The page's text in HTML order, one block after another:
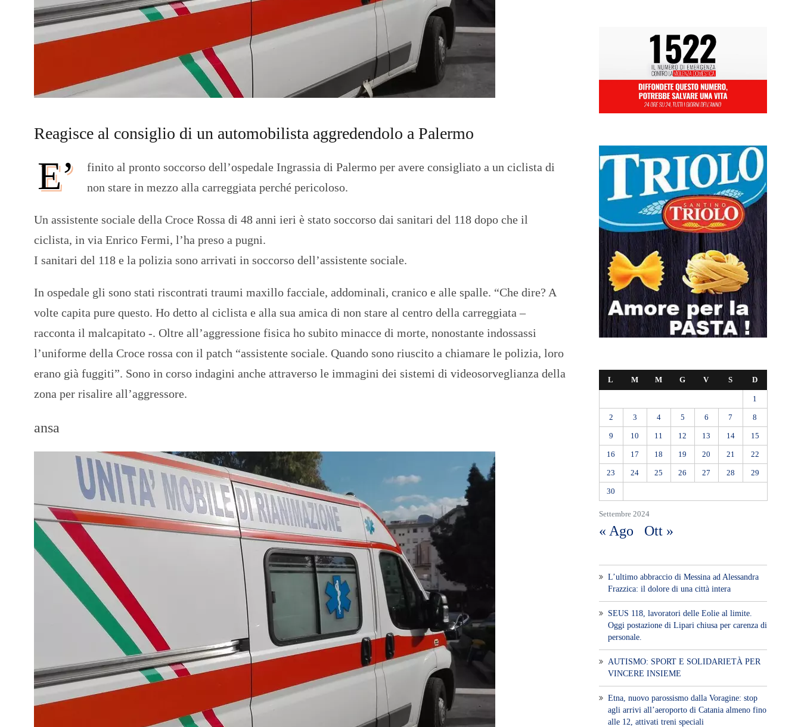
T
p
R
E
Reagisce al consiglio di un automobilista aggredendolo a Palermo
E’
finito al pronto soccorso dell’ospedale Ingrassia di Palermo per avere consigliato a un ciclista di
non stare in mezzo alla carreggiata perché pericoloso.
Un assistente sociale della Croce Rossa di 48 anni ieri è stato soccorso dai sanitari del 118 dopo che il
ciclista, in via Enrico Fermi, l’ha preso a pugni.
I sanitari del 118 e la polizia sono arrivati in soccorso dell’assistente sociale.
In ospedale gli sono stati riscontrati traumi maxillo facciale, addominali, cranico e alle spalle. “Che dire? A
volte capita pure questo. Ho detto al ciclista e alla sua amica di non stare al centro della carreggiata –
racconta il malcapitato -. Oltre all’aggressione fisica ho subito minacce di morte, nonostante indossassi
l’uniforme della Croce rossa con il patch “assistente sociale. Quando sono riuscito a chiamare le polizia, loro
erano già fuggiti”. Sono in corso indagini anche attraverso le immagini dei sistemi di videosorveglianza della
zona per risalire all’aggressore.
ansa
Settembre 2024
L M M G V S D
1
2 3 4 5 6 7 8
9 10 11 12 13 14 15
16 17 18 19 20 21 22
23 24 25 26 27 28 29
30
« Ago Ott »
L’ultimo abbraccio di Messina ad Alessandra
Frazzica: il dolore di una città intera
SEUS 118, lavoratori delle Eolie al limite.
Oggi postazione di Lipari chiusa per carenza di
personale.
AUTISMO: SPORT E SOLIDARIETÀ PER
VINCERE INSIEME
Etna, nuovo parossismo dalla Voragine: stop
agli arrivi all’aeroporto di Catania almeno fino
alle 12, attivati treni speciali